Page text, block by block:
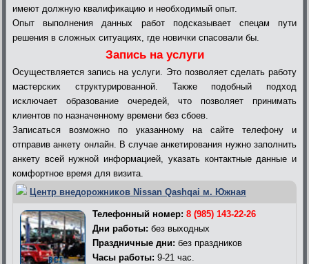
имеют должную квалификацию и необходимый опыт.
Опыт выполнения данных работ подсказывает спецам пути
решения в сложных ситуациях, где новички спасовали бы.
Запись на услуги
Осуществляется запись на услуги. Это позволяет сделать работу
мастерских структурированной. Также подобный подход
исключает образование очередей, что позволяет принимать
клиентов по назначенному времени без сбоев.
Записаться возможно по указанному на сайте телефону и
отправив анкету онлайн. В случае анкетирования нужно заполнить
анкету всей нужной информацией, указать контактные данные и
комфортное время для визита.
Центр внедорожников Nissan Qashqai м. Южная
Телефонный номер: 8 (985) 143-22-26
Дни работы: без выходных
Праздничные дни: без праздников
Часы работы: 9-21 час.